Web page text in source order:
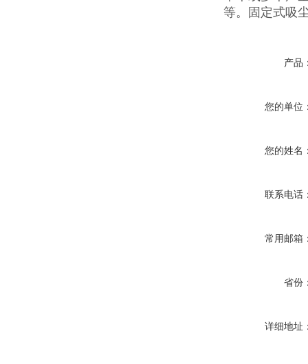
等。固定式吸
产品
您的单位
您的姓名
联系电话
常用邮箱
省份
详细地址